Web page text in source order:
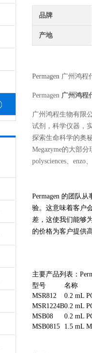
品牌
产地
Permagen 广州鸿程
Permagen 广州鸿程
广州鸿程生物有限
试剂，科学仪器，
探索生命科学的奥
Megazyme的大部
polysciences、enzo
Permagen 的团队
验。这意味着客户
差，这使我们能够
的价格为客户提供
主要产品列表：
型号
名称
MSR812
0.2 mL
MSR1224B0.2 mL
MSB08
0.2 mL
MSB0815
1.5 mL